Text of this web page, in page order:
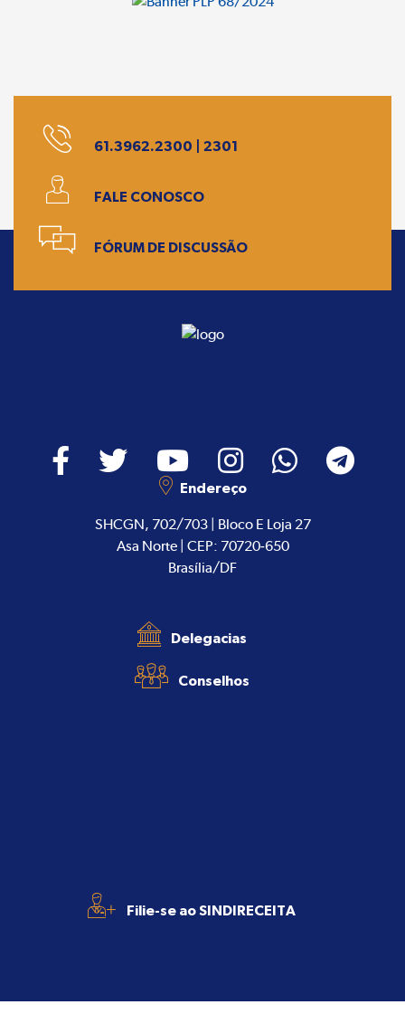
61.3962.2300 | 2301
FALE CONOSCO
FÓRUM DE DISCUSSÃO
Endereço
SHCGN, 702/703 | Bloco E Loja 27
Asa Norte | CEP: 70720-650
Brasília/DF
Delegacias
Conselhos
+ Filie-se ao SINDIRECEITA